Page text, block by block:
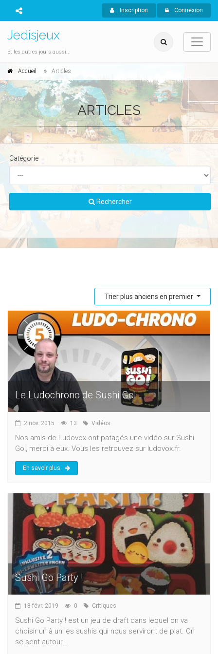
Inscription Connexion
Jedisjeux
Et les autres jours aussi...
Accueil Articles
ARTICLES
Catégorie
Rechercher
Trier plus anciens en premier
Le Ludochrono de Sushi Go!
2 nov. 2015 13 Vidéos
Nos amis de Ludovox ont patagés une vidéo sur Sushi
Go!, merci à eux. Vous les retrouvez sur ludovox.fr.
En savoir plus
Sushi Go Party !
18 févr. 2019 0 Critiques
Sushi Go Party ! est un jeu de draft dans lequel on va
choisir un à un les sushis qui nous serviront de plat. On
se sent autour...